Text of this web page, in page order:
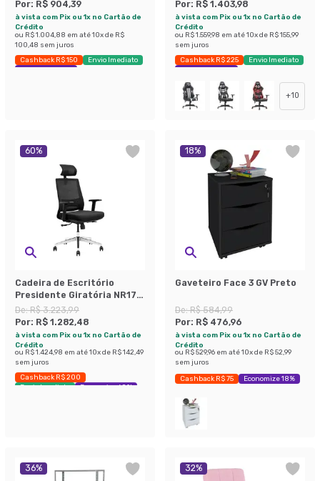
Por: R$ 904,39
à vista com Pix ou 1x no Cartão de
Crédito
ou R$ 1.004,88 em até10x de R$
100,48 sem juros
Cashback R$ 150
Envio Imediato
Economize 30%
Por: R$ 1.403,98
à vista com Pix ou 1x no Cartão de
Crédito
ou R$ 1.559,98 em até10x de R$ 155,99
sem juros
Cashback R$ 225
Envio Imediato
Exclusivo Mobly
+10
60%
Cadeira de Escritório
Presidente Giratória NR17
Unik Preta
De:R$ 3.223,99
Por: R$ 1.282,48
à vista com Pix ou 1x no Cartão de
Crédito
ou R$ 1.424,98 em até10x de R$ 142,49
sem juros
Cashback R$ 200
Envio Imediato
Economize 60%
18%
Gaveteiro Face 3 GV Preto
De:R$ 584,99
Por: R$ 476,96
à vista com Pix ou 1x no Cartão de
Crédito
ou R$ 529,96 em até10x de R$ 52,99
sem juros
Cashback R$ 75 Economize 18%
36% 32%